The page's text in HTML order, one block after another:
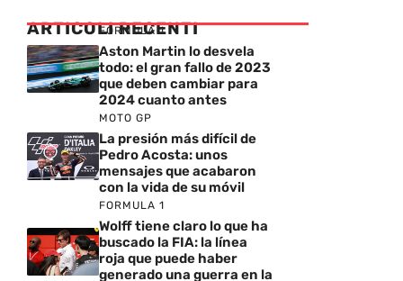
ARTICOLI RECENTI
FORMULA 1
Aston Martin lo desvela
todo: el gran fallo de 2023
que deben cambiar para
2024 cuanto antes
MOTO GP
La presión más difícil de
Pedro Acosta: unos
mensajes que acabaron
con la vida de su móvil
FORMULA 1
Wolff tiene claro lo que ha
buscado la FIA: la línea
roja que puede haber
generado una guerra en la